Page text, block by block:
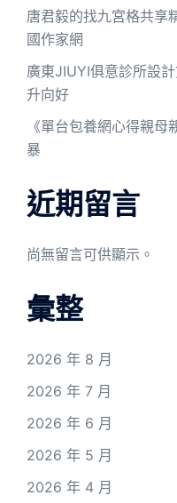
唐君毅的找九宮格共享
國作家網
廣東JIUYI俱意診所設
升向好
《單台包養網心得親
暴
近期留言
尚無留言可供顯示。
彙整
2026 年 8 月
2026 年 7 月
2026 年 6 月
2026 年 5 月
2026 年 4 月